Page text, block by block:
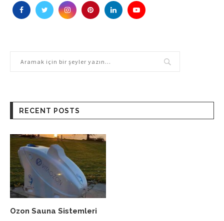
RECENT POSTS
Ozon Sauna Sistemleri